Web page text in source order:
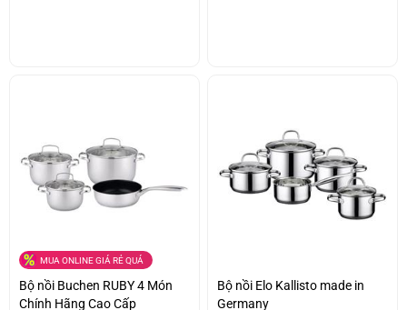
MUA ONLINE GIÁ RẺ QUÁ
Bộ nồi Buchen RUBY 4 Món
Chính Hãng Cao Cấp
Bộ nồi Elo Kallisto made in
Germany